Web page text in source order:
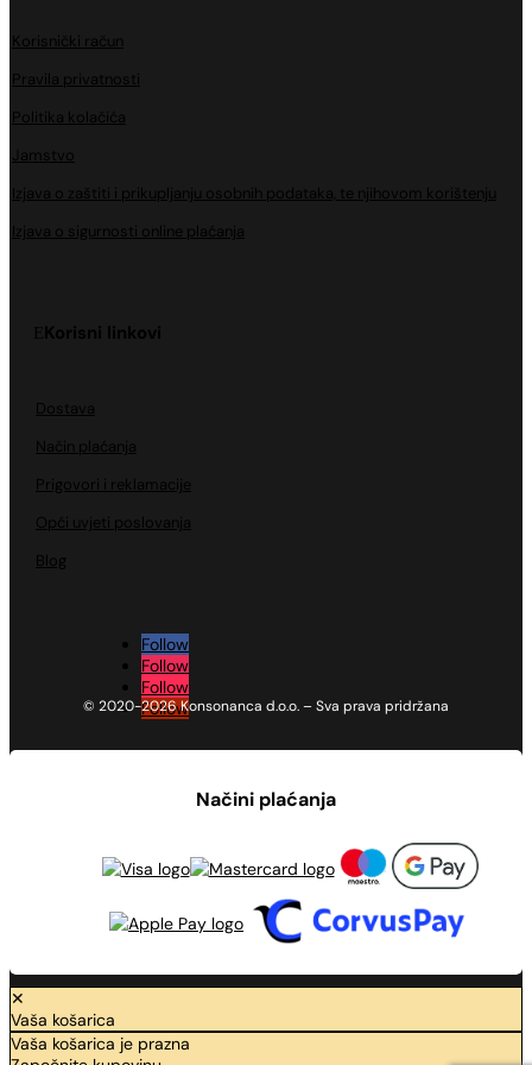
Korisnički račun
Pravila privatnosti
Politika kolačića
Jamstvo
Izjava o zaštiti i prikupljanju osobnih podataka, te njihovom korištenju
Izjava o sigurnosti online plaćanja
Korisni linkovi
Dostava
Način plaćanja
Prigovori i reklamacije
Opći uvjeti poslovanja
Blog
Follow
Follow
Follow
Follow
© 2020-2026 Konsonanca d.o.o. – Sva prava pridržana
Načini plaćanja
✕
Vaša košarica
Vaša košarica je prazna